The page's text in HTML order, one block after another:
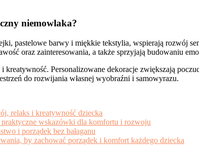
niemowlaka?
pastelowe barwy i miękkie tekstylia, wspierają rozwój
oraz zainteresowania, a także sprzyjają budowaniu
Personalizowane dekoracje zwiększają
do rozwijania własnej wyobraźni i samowyrazu.
relaks i kreatywność dziecka
wskazówki dla komfortu i rozwoju
i porządek bez bałaganu
by zachować porządek i komfort każdego dziecka